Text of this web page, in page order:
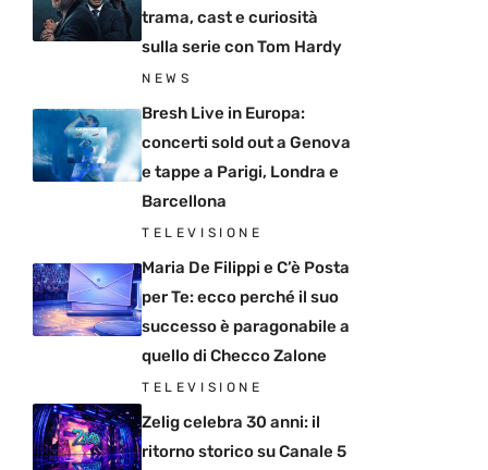
trama, cast e curiosità
sulla serie con Tom Hardy
NEWS
Bresh Live in Europa:
concerti sold out a Genova
e tappe a Parigi, Londra e
Barcellona
TELEVISIONE
Maria De Filippi e C’è Posta
per Te: ecco perché il suo
successo è paragonabile a
quello di Checco Zalone
TELEVISIONE
Zelig celebra 30 anni: il
ritorno storico su Canale 5